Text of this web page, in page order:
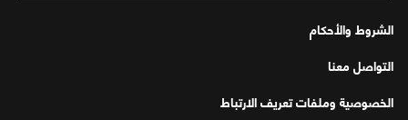
الشروط والأحكام
التواصل معنا
الخصوصية وملفات تعريف الارتباط